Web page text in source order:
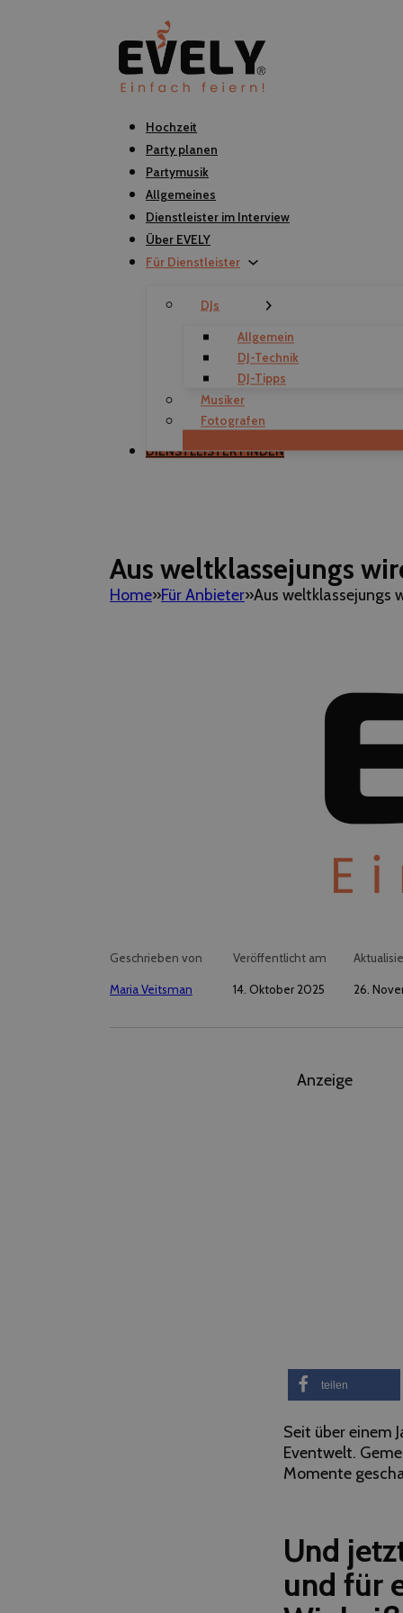
Hochzeit
Party planen
Partymusik
Allgemeines
Dienstleister im Interview
Über EVELY
Für Dienstleister
DJs
Allgemein
DJ-Technik
DJ-Tipps
Musiker
Fotografen
DIENSTLEISTER FINDEN
Aus weltklassejungs
Home Für Anbieter Aus weltklassejungs
Geschrieben von
Maria Veitsman
Veröffentlicht am
14. Oktober 2025 26.
Anzeige
teilen
Seit über einem
Eventwelt.
Momente
Und
und für